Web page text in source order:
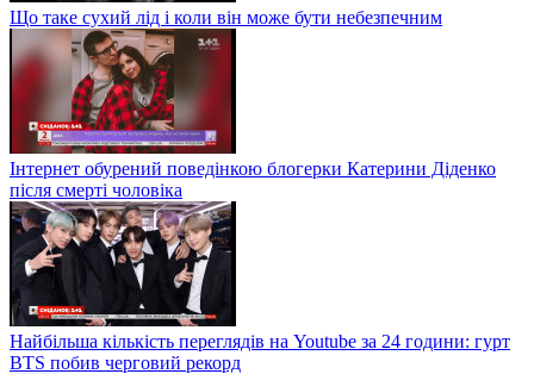
Що таке сухий лід і коли він може бути небезпечним
Інтернет обурений поведінкою блогерки Катерини Діденко
після смерті чоловіка
Найбільша кількість переглядів на Youtube за 24 години: гурт
BTS побив черговий рекорд